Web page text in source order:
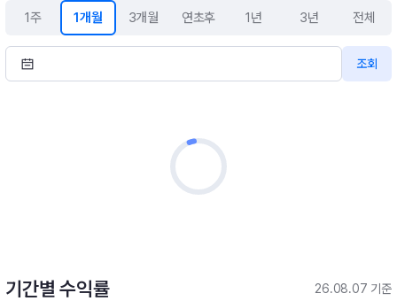
1주 1개월 3개월 연초후 1년 3년 전체
조회
기간별 수익률 26.08.07 기준